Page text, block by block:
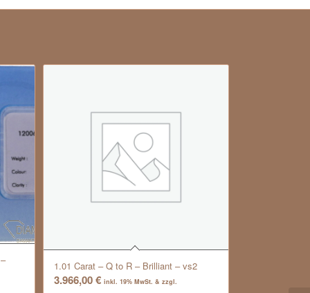
1.01 Carat – Q to R – Brilliant – vs2
3.966,00€ inkl. 19% MwSt. & zzgl.